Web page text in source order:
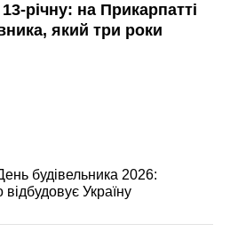
річну: на Прикарпатті
який три роки
будівельника 2026:
Україну